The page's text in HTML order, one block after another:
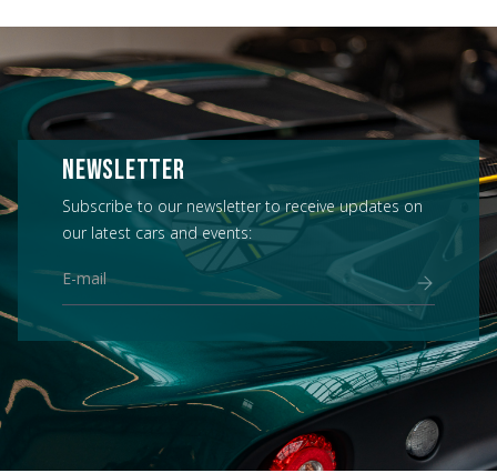
NEWSLETTER
Subscribe to our newsletter to receive updates on
our latest cars and events: